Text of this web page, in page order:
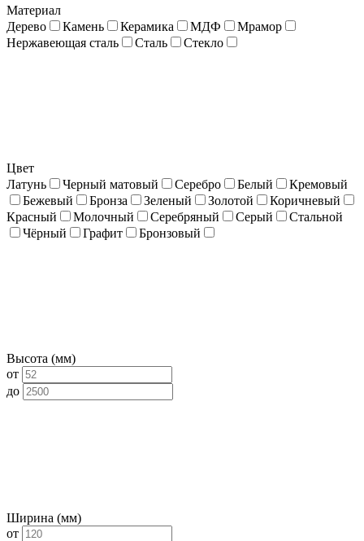
Материал
Дерево
Камень Керамика МДФ
Мрамор
Нержавеющая сталь
Сталь Стекло
Цвет
Латунь
Черный матовый Серебро Белый
Кремовый
Бежевый
Бронза Зеленый Золотой
Коричневый
Красный
Молочный Серебряный Серый
Стальной
Чёрный
Графит Бронзовый
Высота (мм)
от
до
Ширина (мм)
от